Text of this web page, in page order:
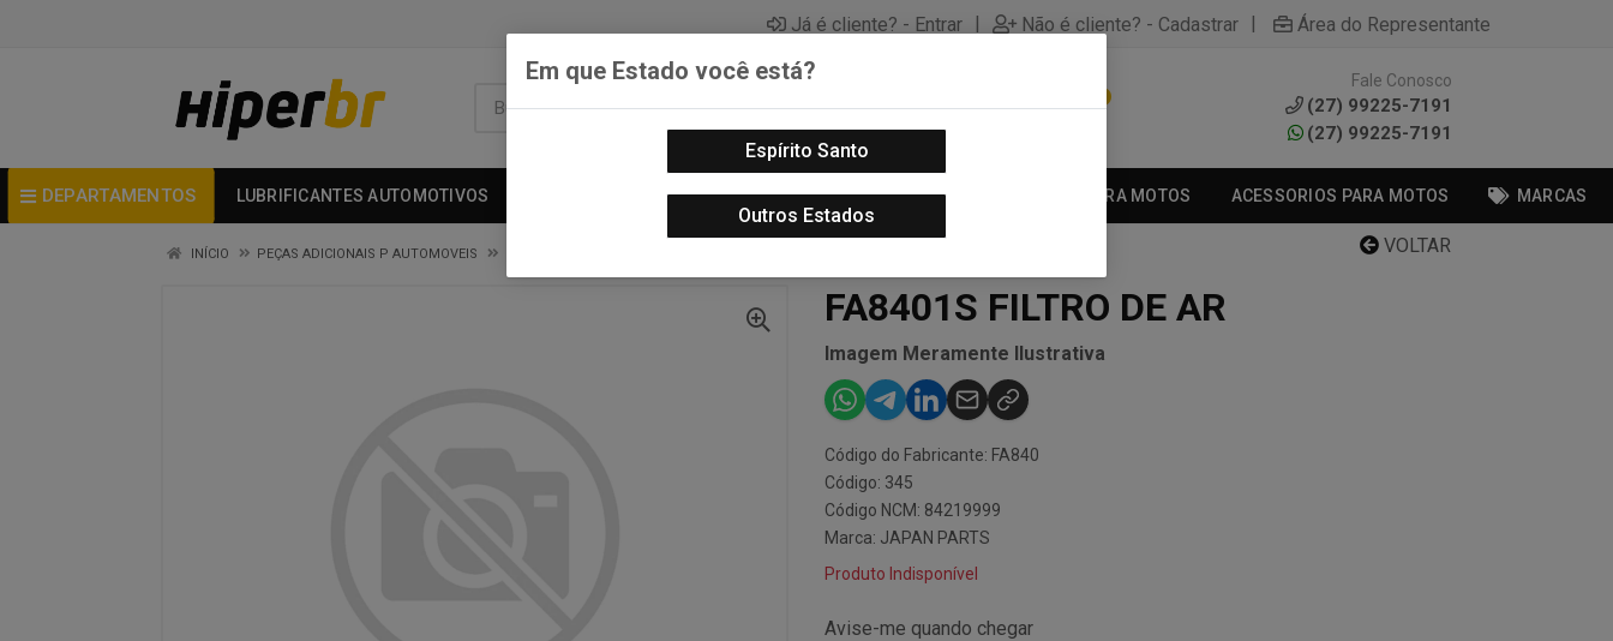
Já é cliente? - Entrar | Não é cliente? - Cadastrar | Área do Representante
Fale Conosco
(27) 99225-7191
(27) 99225-7191
DEPARTAMENTOS LUBRIFICANTES AUTOMOTIVOS PECAS AUTOMOTIVAS LUBRIFICANTES PARA MOTOS PECAS PARA MOTOS ACESSORIOS PARA MOTOS MARCAS
VOLTAR
INÍCIO PEÇAS ADICIONAIS P AUTOMOVEIS
FA8401S FILTRO DE AR
Imagem Meramente Ilustrativa
Código do Fabricante: FA840
Código: 345
Código NCM: 84219999
Marca: JAPAN PARTS
Produto Indisponível
Avise-me quando chegar
Em que Estado você está?
Espírito Santo
Outros Estados